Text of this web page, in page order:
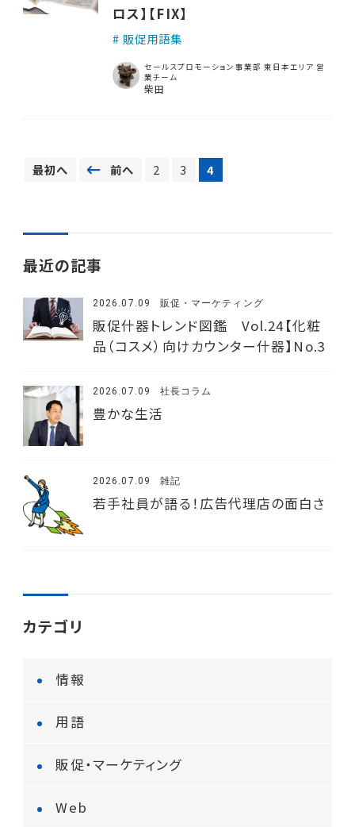
ロス】【FIX】
販促用語集
セールスプロモーション事業部 東日本エリア 営
業チーム
柴田
最初へ 前へ 2 3 4
最近の記事
2026.07.09 販促・マーケティング
販促什器トレンド図鑑 Vol.24【化粧
品（コスメ）向けカウンター什器】No.3
2026.07.09 社長コラム
豊かな生活
2026.07.09 雑記
若手社員が語る！広告代理店の面白さ
カテゴリ
情報
用語
販促・マーケティング
Web